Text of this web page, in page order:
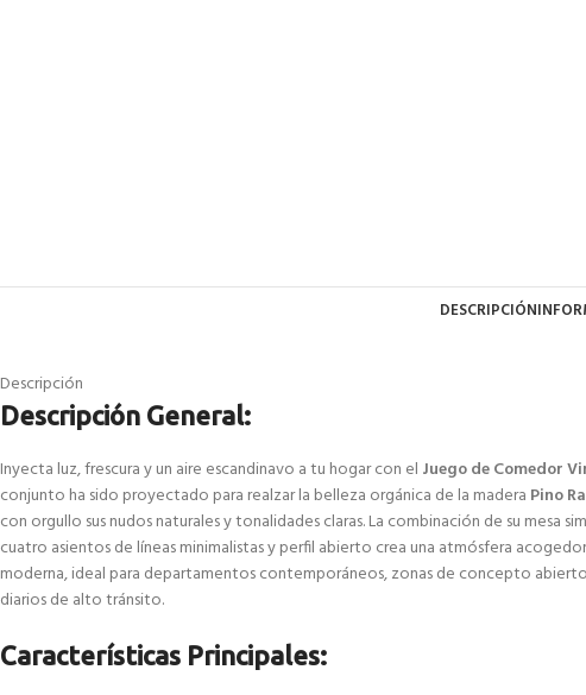
DESCRIPCIÓN
Descripción
Descripción General:
Inyecta luz, frescura y un aire escandinavo a tu hogar con el Juego de Comedor
conjunto ha sido proyectado para realzar la belleza orgánica de la madera Pino
con orgullo sus nudos naturales y tonalidades claras. La combinación de su mesa
cuatro asientos de líneas minimalistas y perfil abierto crea una atmósfera
moderna, ideal para departamentos contemporáneos, zonas de concepto
diarios de alto tránsito.
Características Principales: